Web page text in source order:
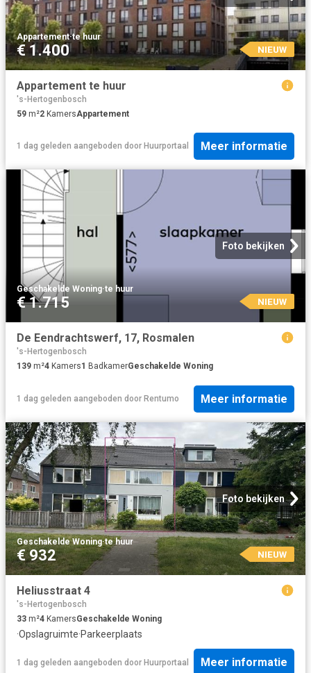
Appartement·te huur
€ 1.400 NIEUW
Appartement te huur
's-Hertogenbosch
59 m²2 KamersAppartement
1 dag geleden aangeboden door Huurportaal Meer informatie
Foto bekijken
Geschakelde Woning·te huur
€ 1.715 NIEUW
De Eendrachtswerf, 17, Rosmalen
's-Hertogenbosch
139 m²4 Kamers1 BadkamerGeschakelde Woning
1 dag geleden aangeboden door Rentumo Meer informatie
Foto bekijken
Geschakelde Woning·te huur
€ 932 NIEUW
Heliusstraat 4
's-Hertogenbosch
33 m²4 KamersGeschakelde Woning
·Opslagruimte·Parkeerplaats
1 dag geleden aangeboden door Huurportaal Meer informatie